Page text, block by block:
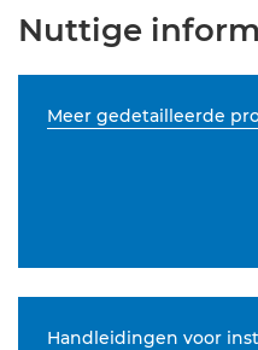
Nuttige
Meer gedetailleerde
Handleidingen voor